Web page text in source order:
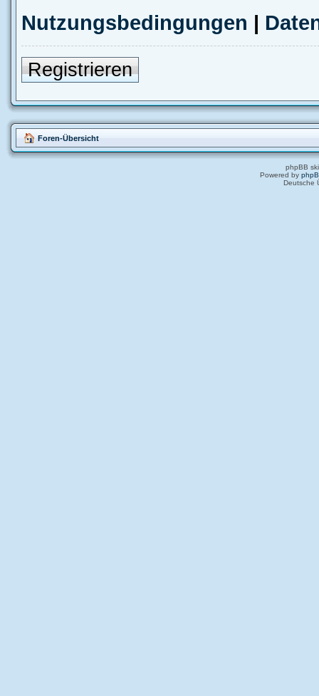
Nutzungsbedingungen |
Registrieren
Foren-Übersicht
phpBB
Powered by
Deutsche